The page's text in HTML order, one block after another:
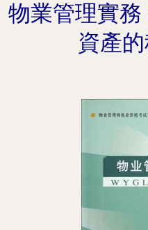
物業管理實
資產